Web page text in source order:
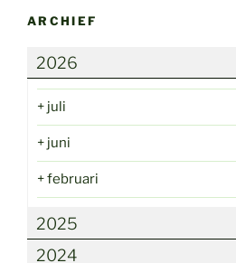
ARCHIEF
2026
+ juli
+ juni
+februari
2025
2024